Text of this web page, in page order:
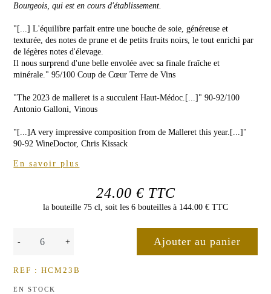
CONTACTER
Bourgeois, qui est en cours d'établissement.
"[...] L'équilibre parfait entre une bouche de soie, généreuse et
texturée, des notes de prune et de petits fruits noirs, le tout enrichi par
de légères notes d'élevage.
Il nous surprend d'une belle envolée avec sa finale fraîche et
minérale." 95/100 Coup de Cœur Terre de Vins
"The 2023 de malleret is a succulent Haut-Médoc.[...]" 90-92/100
Antonio Galloni, Vinous
"[...]A very impressive composition from de Malleret this year.[...]"
90-92 WineDoctor, Chris Kissack
En savoir plus
24.00 € TTC
la bouteille 75 cl, soit les 6 bouteilles à 144.00 € TTC
- +
REF : HCM23B
EN STOCK